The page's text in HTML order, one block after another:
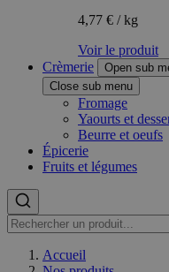
4,77 € / kg
Voir le produit
Crèmerie
Open sub
Close sub menu
Fromage
Yaourts et
Beurre et oeufs
Épicerie
Fruits et légumes
Accueil